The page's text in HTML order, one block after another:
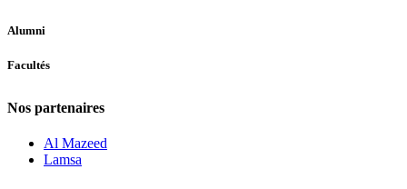
Alumni
Facultés
Nos partenaires
Al Mazeed
Lamsa